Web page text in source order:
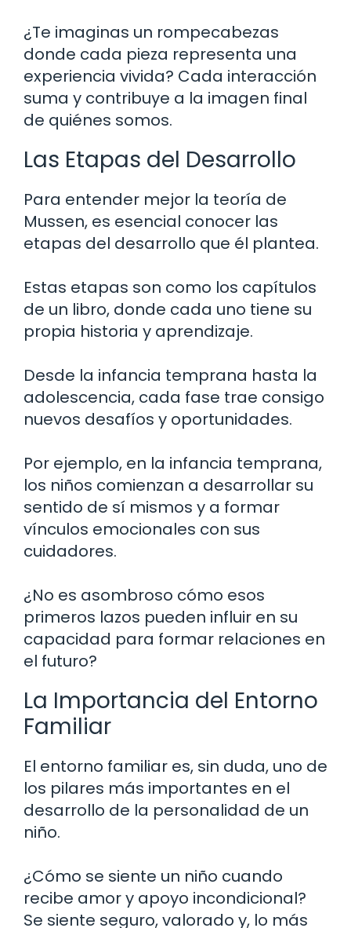
¿Te imaginas un rompecabezas
donde cada pieza representa una
experiencia vivida? Cada interacción
suma y contribuye a la imagen final
de quiénes somos.
Las Etapas del Desarrollo
Para entender mejor la teoría de
Mussen, es esencial conocer las
etapas del desarrollo que él plantea.
Estas etapas son como los capítulos
de un libro, donde cada uno tiene su
propia historia y aprendizaje.
Desde la infancia temprana hasta la
adolescencia, cada fase trae consigo
nuevos desafíos y oportunidades.
Por ejemplo, en la infancia temprana,
los niños comienzan a desarrollar su
sentido de sí mismos y a formar
vínculos emocionales con sus
cuidadores.
¿No es asombroso cómo esos
primeros lazos pueden influir en su
capacidad para formar relaciones en
el futuro?
La Importancia del Entorno
Familiar
El entorno familiar es, sin duda, uno de
los pilares más importantes en el
desarrollo de la personalidad de un
niño.
¿Cómo se siente un niño cuando
recibe amor y apoyo incondicional?
Se siente seguro, valorado y, lo más